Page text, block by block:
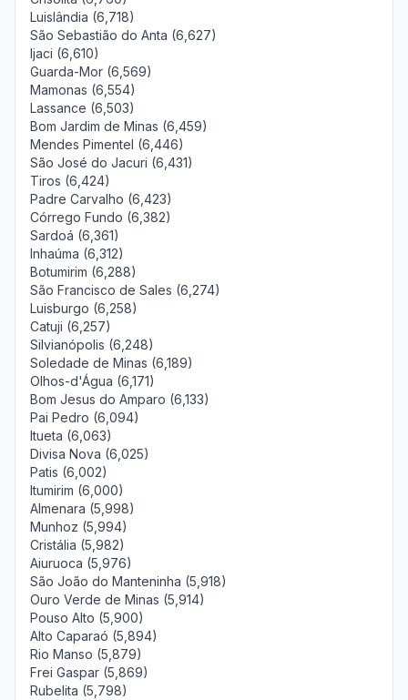
Luislândia (6,718)
São Sebastião do Anta (6,627)
Ijaci (6,610)
Guarda-Mor (6,569)
Mamonas (6,554)
Lassance (6,503)
Bom Jardim de Minas (6,459)
Mendes Pimentel (6,446)
São José do Jacuri (6,431)
Tiros (6,424)
Padre Carvalho (6,423)
Córrego Fundo (6,382)
Sardoá (6,361)
Inhaúma (6,312)
Botumirim (6,288)
São Francisco de Sales (6,274)
Luisburgo (6,258)
Catuji (6,257)
Silvianópolis (6,248)
Soledade de Minas (6,189)
Olhos-d'Água (6,171)
Bom Jesus do Amparo (6,133)
Pai Pedro (6,094)
Itueta (6,063)
Divisa Nova (6,025)
Patis (6,002)
Itumirim (6,000)
Almenara (5,998)
Munhoz (5,994)
Cristália (5,982)
Aiuruoca (5,976)
São João do Manteninha (5,918)
Ouro Verde de Minas (5,914)
Pouso Alto (5,900)
Alto Caparaó (5,894)
Rio Manso (5,879)
Frei Gaspar (5,869)
Rubelita (5,798)